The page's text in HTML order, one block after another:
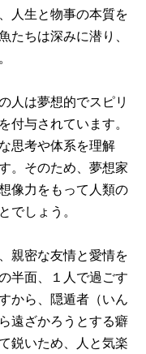
人生と物事の本質を
たちは深みに潜り、
人は夢想的でスピリ
付与されています。
思考や体系を理解
。そのため、夢想家
像力をもって人類の
でしょう。
親密な友情と愛情を
半面、１人で過ごす
から、隠遁者（いん
遠ざかろうとする癖
鋭いため、人と気楽